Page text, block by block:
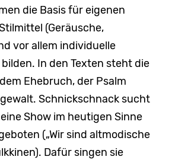
die Basis für eigenen
(Geräusche,
vor allem individuelle
In den Texten steht die
Ehebruch, der Psalm
Schnickschnack sucht
Show im heutigen Sinne
(„Wir sind altmodische
Dafür singen sie